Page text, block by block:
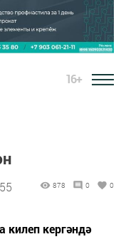
16+
878 0 0
кергәндә